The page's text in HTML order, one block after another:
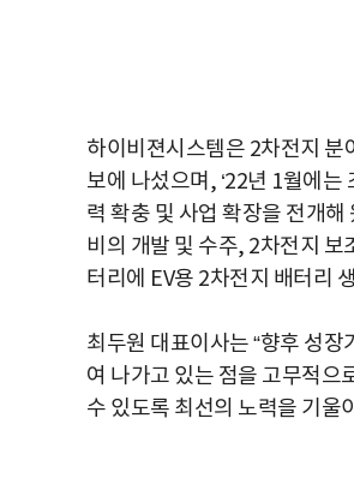
하이비젼시스템은 2차전지 분
보에 나섰으며, ‘22년 1월에
력 확충 및 사업 확장을 전개
비의 개발 및 수주, 2차전지 보
터리에 EV용 2차전지 배터리
최두원 대표이사는 “향후 성
여 나가고 있는 점을 고무적으
수 있도록 최선의 노력을 기울